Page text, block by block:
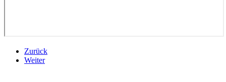
Zurück
Weiter